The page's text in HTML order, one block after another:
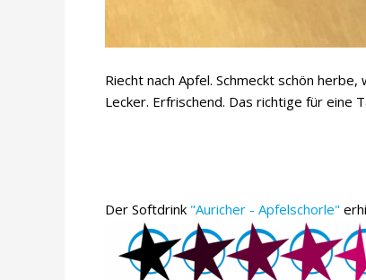
Riecht nach Apfel. Schmeckt schön
Lecker. Erfrischend. Das richtige für eine
Der Softdrink "Auricher - Apfelschorle"